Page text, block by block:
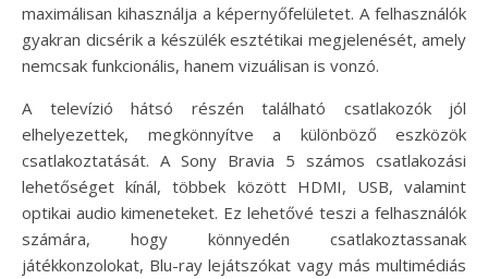
maximálisan kihasználja a képernyőfelületet. A felhasználók
gyakran dicsérik a készülék esztétikai megjelenését, amely
nemcsak funkcionális, hanem vizuálisan is vonzó.
A televízió hátsó részén található csatlakozók jól
elhelyezettek, megkönnyítve a különböző eszközök
csatlakoztatását. A Sony Bravia 5 számos csatlakozási
lehetőséget kínál, többek között HDMI, USB, valamint
optikai audio kimeneteket. Ez lehetővé teszi a felhasználók
számára, hogy könnyedén csatlakoztassanak
játékkonzolokat, Blu-ray lejátszókat vagy más multimédiás